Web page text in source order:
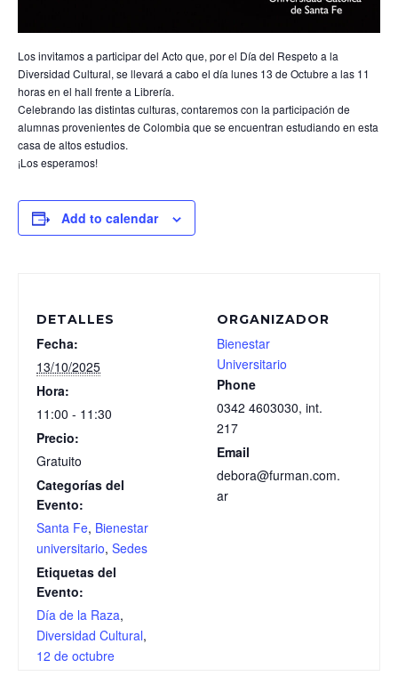
Los invitamos a participar del Acto que, por el Día del Respeto a la
Diversidad Cultural, se llevará a cabo el día lunes 13 de Octubre a las 11
horas en el hall frente a Librería.
Celebrando las distintas culturas, contaremos con la participación de
alumnas provenientes de Colombia que se encuentran estudiando en esta
casa de altos estudios.
¡Los esperamos!
Add to calendar
DETALLES
Fecha:
13/10/2025
Hora:
11:00 - 11:30
Precio:
Gratuito
Categorías del
Evento:
Santa Fe, Bienestar
universitario, Sedes
Etiquetas del
Evento:
Día de la Raza,
Diversidad Cultural,
12 de octubre
ORGANIZADOR
Bienestar
Universitario
Phone
0342 4603030, int.
217
Email
debora@furman.com.
ar